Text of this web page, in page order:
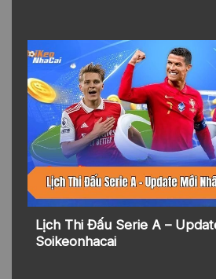
Lịch Thi Đấu Serie A –
Soikeonhacai